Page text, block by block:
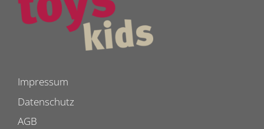
Impressum
Datenschutz
AGB